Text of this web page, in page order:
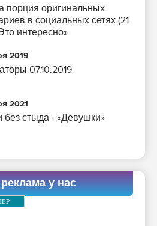
порция оригинальных
в социальных сетях (21
интересно»
2019
07.10.2019
2021
без стыда - «Девушки»
у нас